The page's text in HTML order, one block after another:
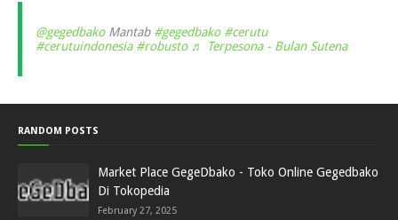
@gegedbakoMantab #gegedbako #cerutu
#cerutuindonesia #robusto ♬ Terpesona - Bulan Sutena
RANDOM POSTS
Market Place GegeDbako - Toko Online Gegedbako
Di Tokopedia
February 27, 2025